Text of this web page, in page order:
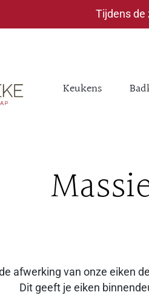
Tijdens de
Keukens
afwerking van onze eiken
Dit geeft je eiken